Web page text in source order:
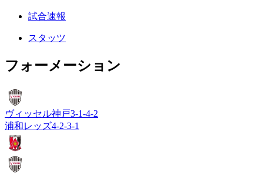
試合速報
スタッツ
フォーメーション
ヴィッセル神戸3-1-4-2
浦和レッズ4-2-3-1